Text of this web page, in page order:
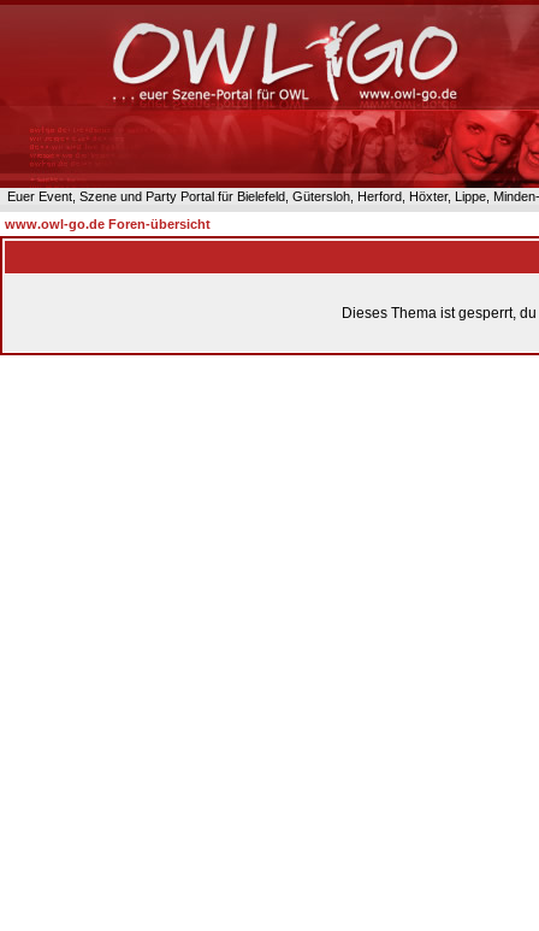
Euer Event, Szene und Party Portal für Bielefeld, Gütersloh, Herford, Höxter, Lippe,
www.owl-go.de Foren-übersicht
Dieses Thema ist gesperrt,